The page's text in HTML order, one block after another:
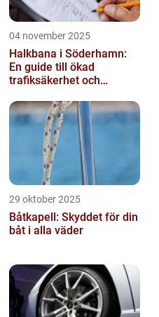
04 november 2025
Halkbana i Söderhamn:
En guide till ökad
trafiksäkerhet och
29 oktober 2025
Båtkapell: Skyddet för din
båt i alla väder